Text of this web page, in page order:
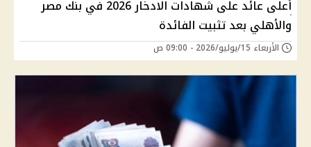
أعلى عائد على شهادات الادخار 2026 في بنك مصر
والأهلي بعد تثبيت الفائدة
الأربعاء 15/يوليو/2026 - 09:00 ص